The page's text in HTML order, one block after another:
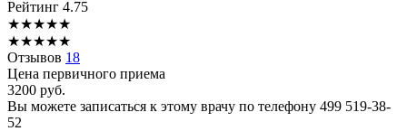
Рейтинг 4.75
★★★★★
★★★★★
Отзывов 18
Цена первичного приема
3200 руб.
Вы можете записаться к этому врачу по телефону 499 519-38-
52